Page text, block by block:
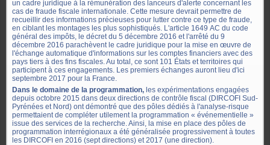
un cadre juridique à la rémunération des lanceurs d'alerte concernant les
cas de fraude fiscale internationale. Cette mesure devrait permettre de
recueillir des informations précieuses pour lutter contre ce type de fraude,
en ciblant les montages les plus sophistiqués. L'article 1649 AC du code
général des impôts, le décret du 5 décembre 2016 et l'arrêté du 9
décembre 2016 parachèvent le cadre juridique pour la mise en œuvre de
l'échange automatique d'informations sur les comptes financiers avec des
pays tiers à des fins fiscales. Au total, ce sont 101 États et territoires qui
participent à ces engagements. Les premiers échanges auront lieu d'ici
septembre 2017 pour la France.
Dans le domaine de la programmation, les expérimentations engagées
depuis octobre 2015 dans deux directions de contrôle fiscal (DIRCOFI Sud-
Pyrénées et Nord) ont démontré que des pôles dédiés à l'analyse-risque
permettaient de compléter utilement la programmation « événementielle »
issue des services de la recherche. Ainsi, la mise en place des pôles de
programmation interrégionaux a été généralisée progressivement à toutes
les DIRCOFI en 2016 (sept directions) et 2017 (une direction).